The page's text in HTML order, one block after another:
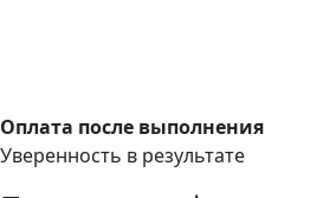
Оплата после выполнения
Уверенность в результате